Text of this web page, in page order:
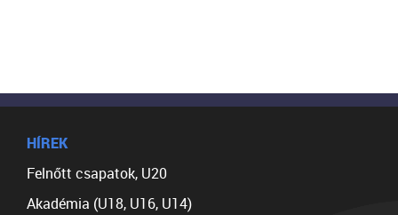
HÍREK
Felnőtt csapatok, U20
Akadémia (U18, U16, U14)